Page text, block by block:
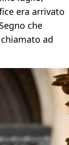
era arrivato
che
ad